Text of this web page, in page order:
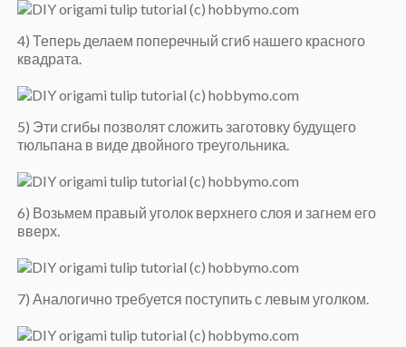
4) Теперь делаем поперечный сгиб нашего красного
квадрата.
5) Эти сгибы позволят сложить заготовку будущего
тюльпана в виде двойного треугольника.
6) Возьмем правый уголок верхнего слоя и загнем его
вверх.
7) Аналогично требуется поступить с левым уголком.